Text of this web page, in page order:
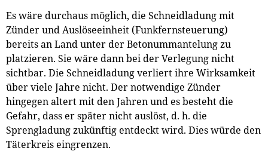
Es wäre durchaus möglich, die Schneidladung mit
Zünder und Auslöseeinheit (Funkfernsteuerung)
bereits an Land unter der Betonummantelung zu
platzieren. Sie wäre dann bei der Verlegung nicht
sichtbar. Die Schneidladung verliert ihre Wirksamkeit
über viele Jahre nicht. Der notwendige Zünder
hingegen altert mit den Jahren und es besteht die
Gefahr, dass er später nicht auslöst, d. h. die
Sprengladung zukünftig entdeckt wird. Dies würde den
Täterkreis eingrenzen.